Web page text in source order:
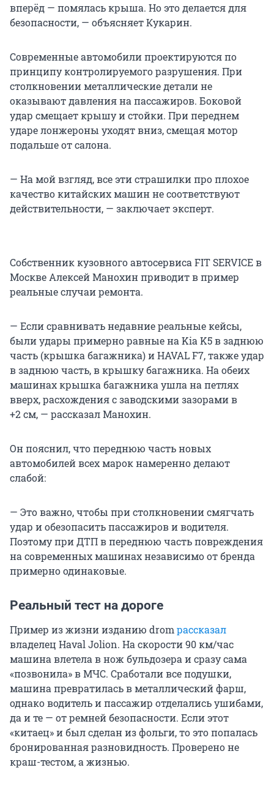
вперёд — помялась крыша. Но это делается для
безопасности, — объясняет Кукарин.
Современные автомобили проектируются по
принципу контролируемого разрушения. При
столкновении металлические детали не
оказывают давления на пассажиров. Боковой
удар смещает крышу и стойки. При переднем
ударе лонжероны уходят вниз, смещая мотор
подальше от салона.
— На мой взгляд, все эти страшилки про плохое
качество китайских машин не соответствуют
действительности, — заключает эксперт.
Собственник кузовного автосервиса FIT SERVICE в
Москве Алексей Манохин приводит в пример
реальные случаи ремонта.
— Если сравнивать недавние реальные кейсы,
были удары примерно равные на Kia K5 в заднюю
часть (крышка багажника) и HAVAL F7, также удар
в заднюю часть, в крышку багажника. На обеих
машинах крышка багажника ушла на петлях
вверх, расхождения с заводскими зазорами в
+2 см, — рассказал Манохин.
Он пояснил, что переднюю часть новых
автомобилей всех марок намеренно делают
слабой:
— Это важно, чтобы при столкновении смягчать
удар и обезопасить пассажиров и водителя.
Поэтому при ДТП в переднюю часть повреждения
на современных машинах независимо от бренда
примерно одинаковые.
Реальный тест на дороге
Пример из жизни изданию drom рассказал
владелец Haval Jolion. На скорости 90 км/час
машина влетела в нож бульдозера и сразу сама
«позвонила» в МЧС. Сработали все подушки,
машина превратилась в металлический фарш,
однако водитель и пассажир отделались ушибами,
да и те — от ремней безопасности. Если этот
«китаец» и был сделан из фольги, то это попалась
бронированная разновидность. Проверено не
краш-тестом, а жизнью.